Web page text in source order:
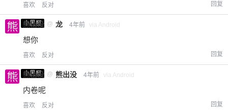
喜欢 反对 回复
小黑屋
熊出没 @ 龙 4年前 via Android
想你
喜欢 反对 回复
小黑屋
熊出没 @ 熊出没 4年前 via Android
内卷呢
喜欢 反对 回复